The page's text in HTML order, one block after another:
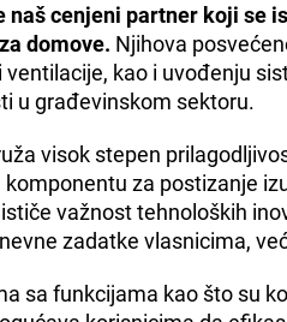
naš cenjeni partner koji se
domove. Njihova
ventilacije, kao i uvođenju
u građevinskom sektoru.
visok stepen
za postizanje
važnost tehnoloških
zadatke vlasnicima,
sa funkcijama kao što su